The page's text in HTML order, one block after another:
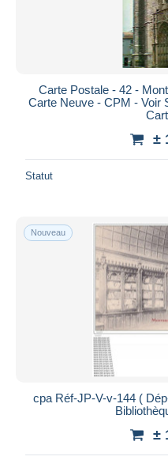
Carte Postale - 42 -
Carte Neuve - CPM - Voir
±
Statut
Nouveau
cpa Réf-JP-V-v-144 (
±